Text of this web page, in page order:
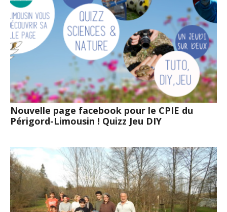
Nouvelle page facebook pour le CPIE du
Périgord-Limousin ! Quizz Jeu DIY